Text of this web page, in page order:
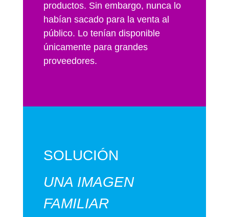
productos. Sin embargo, nunca lo
habían sacado para la venta al
público. Lo tenían disponible
únicamente para grandes
proveedores.
SOLUCIÓN
UNA IMAGEN
FAMILIAR